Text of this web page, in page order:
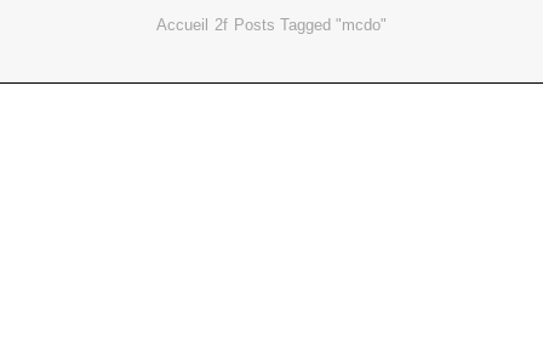
09 52 15 71 62Accueil Posts Tagged "mcdo"